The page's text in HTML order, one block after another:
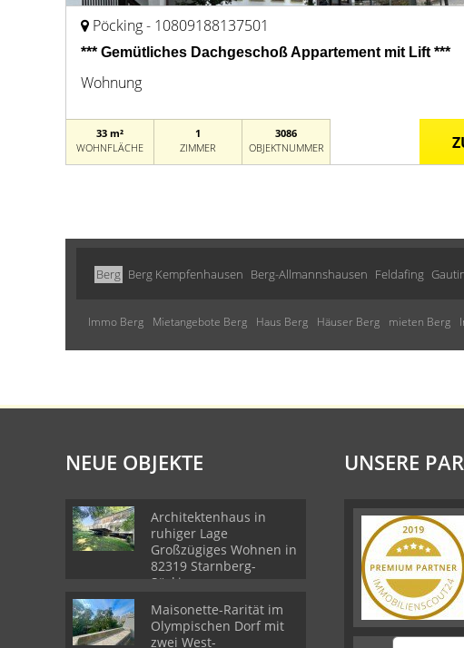
Pöcking - 10809188137501
*** Gemütliches Dachgeschoß Appartement mit Lift ***
Wohnung
33 m²
WOHNFLÄCHE
1
ZIMMER
3086
OBJEKTNUMMER
Berg Berg Kempfenhausen Berg-Allmannshausen Feldafing
Immo Berg Mietangebote Berg Haus Berg Häuser Berg mieten Berg
NEUE OBJEKTE
Architektenhaus in
ruhiger Lage
Großzügiges Wohnen in
82319 Starnberg-
Söcking
Maisonette-Rarität im
Olympischen Dorf mit
zwei West-
UNSERE